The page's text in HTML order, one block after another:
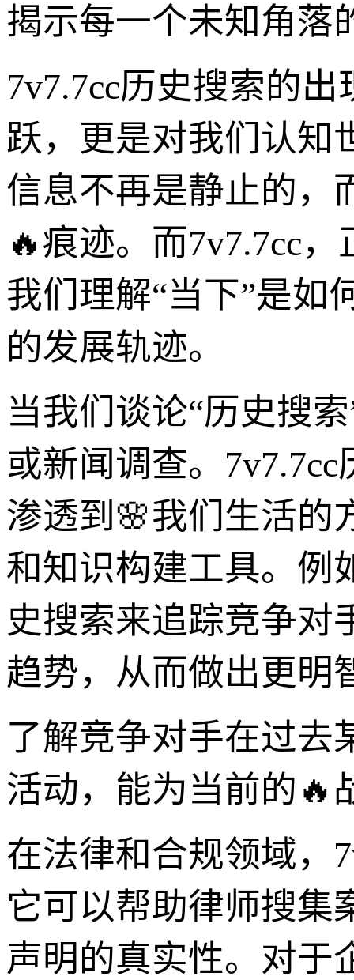
揭示每一个未知角落
7v7.7cc历史搜索的
跃，更是对我们认知
信息不再是静止的，
🔥痕迹。而7v7.7cc
我们理解“当下”是如
的发展轨迹。
当我们谈论“历史搜
或新闻调查。
渗透到🌸我们生活的
和知识构建工具。例
史搜索来追踪竞争对
趋势，从而做出更明
了解竞争对手在过去
活动，能为当前的🔥
在法律和合规领域，
它可以帮助律师搜集
声明的真实性。对于